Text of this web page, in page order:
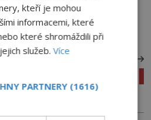
kteří je mohou
informacemi, které
které shromáždili při
služeb.Více
PARTNERY (1616)